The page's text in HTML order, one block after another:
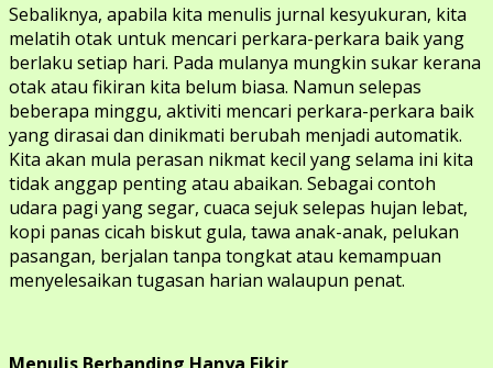
Sebaliknya, apabila kita menulis jurnal kesyukuran, kita
melatih otak untuk mencari perkara-perkara baik yang
berlaku setiap hari. Pada mulanya mungkin sukar kerana
otak atau fikiran kita belum biasa. Namun selepas
beberapa minggu, aktiviti mencari perkara-perkara baik
yang dirasai dan dinikmati berubah menjadi automatik.
Kita akan mula perasan nikmat kecil yang selama ini kita
tidak anggap penting atau abaikan. Sebagai contoh
udara pagi yang segar, cuaca sejuk selepas hujan lebat,
kopi panas cicah biskut gula, tawa anak-anak, pelukan
pasangan, berjalan tanpa tongkat atau kemampuan
menyelesaikan tugasan harian walaupun penat.